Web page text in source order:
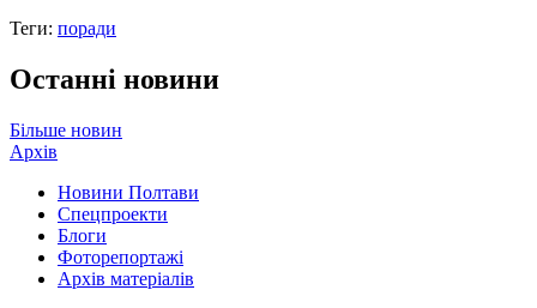
Теги: поради
Останні новини
Більше новин
Архів
Новини Полтави
Спецпроекти
Блоги
Фоторепортажі
Архів матеріалів